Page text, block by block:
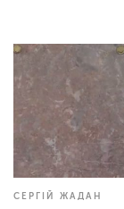
СЕРГІЙ ЖАДАН